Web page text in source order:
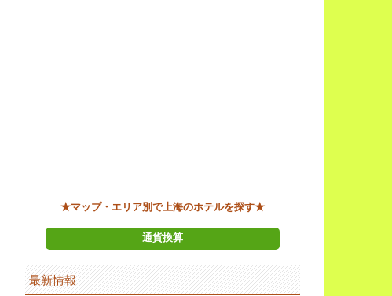
★マップ・エリア別で上海のホテルを探す★
通貨換算
最新情報